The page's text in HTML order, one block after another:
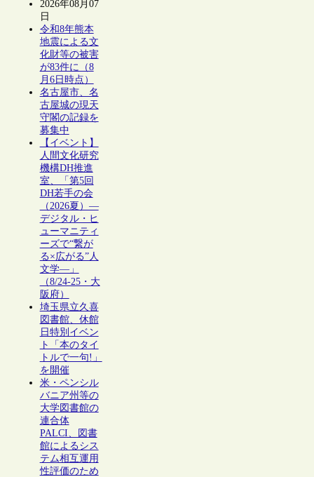
2026年08月07
日
令和8年熊本
地震による文
化財等の被害
が83件に（8
月6日時点）
名古屋市、名
古屋城の現天
守閣の記録を
募集中
【イベント】
人間文化研究
機構DH推進
室、「第5回
DH若手の会
（2026夏）―
デジタル・ヒ
ューマニティ
ーズで“繋が
る×広がる”人
文学―」
（8/24-25・大
阪府）
埼玉県立久喜
図書館、休館
日特別イベン
ト「本のタイ
トルで一句!」
を開催
米・ペンシル
バニア州等の
大学図書館の
連合体
PALCI、図書
館によるシス
テム相互運用
性評価のため